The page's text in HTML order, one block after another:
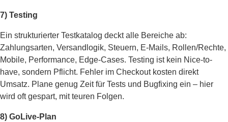
7) Testing
Ein strukturierter Testkatalog deckt alle Bereiche ab:
Zahlungsarten, Versandlogik, Steuern, E-Mails, Rollen/Rechte,
Mobile, Performance, Edge-Cases. Testing ist kein Nice-to-
have, sondern Pflicht. Fehler im Checkout kosten direkt
Umsatz. Plane genug Zeit für Tests und Bugfixing ein – hier
wird oft gespart, mit teuren Folgen.
8) GoLive-Plan